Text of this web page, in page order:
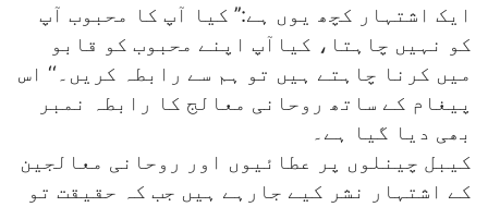
ایک اشتہار کچھ یوں ہے:’’ کیا آپ کا محبوب آپ
کو نہیں چاہتا، کیاآپ اپنے محبوب کو قابو
میں کرنا چاہتے ہیں تو ہم سے رابطہ کریں۔‘‘ اس
پیغام کے ساتھ روحانی معالج کا رابطہ نمبر
بھی دیا گیا ہے۔
کیبل چینلوں پر عطائیوں اور روحانی معالجین
کے اشتہار نشر کیے جارہے ہیں جب کہ حقیقت تو